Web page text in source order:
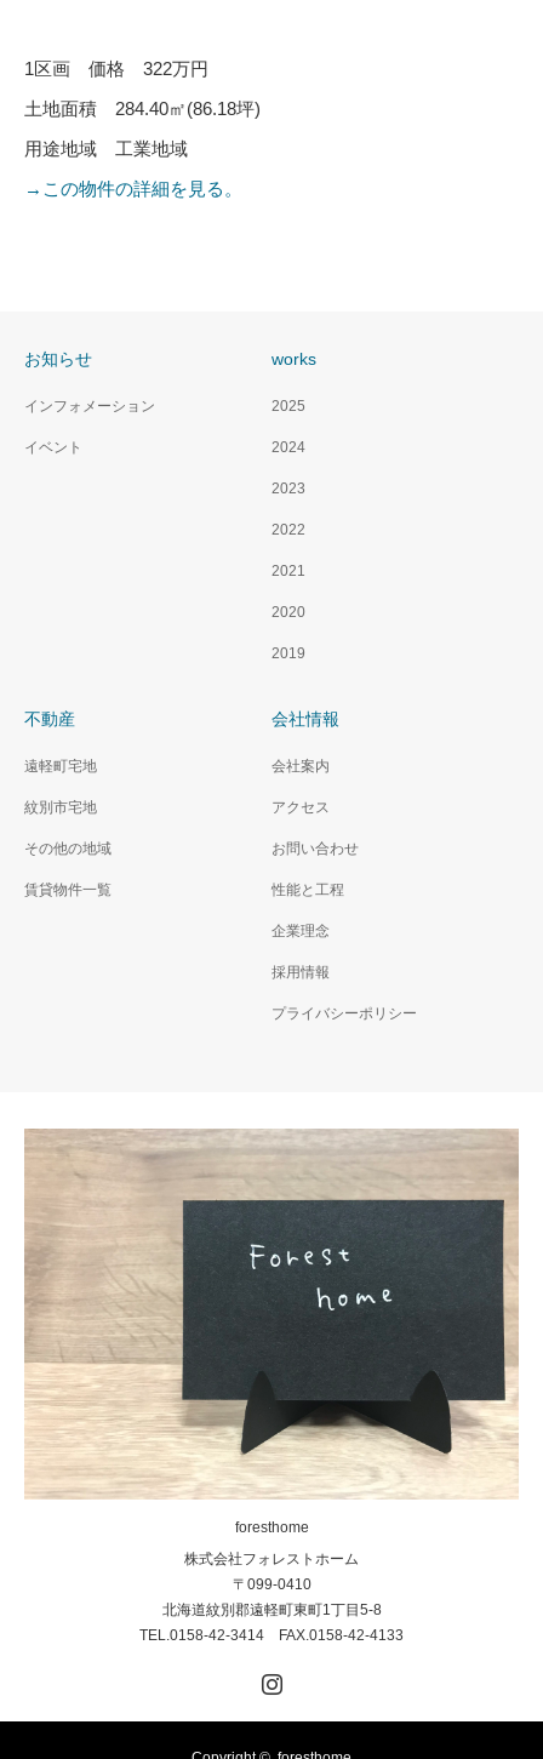
1区画 価格 322万円
土地面積 284.40㎡(86.18坪)
用途地域 工業地域
→この物件の詳細を見る。
お知らせ
インフォメーション
イベント
works
2025
2024
2023
2022
2021
2020
2019
不動産
遠軽町宅地
紋別市宅地
その他の地域
賃貸物件一覧
会社情報
会社案内
アクセス
お問い合わせ
性能と工程
企業理念
採用情報
プライバシーポリシー
foresthome
株式会社フォレストホーム
〒099-0410
北海道紋別郡遠軽町東町1丁目5-8
TEL.0158-42-3414 FAX.0158-42-4133